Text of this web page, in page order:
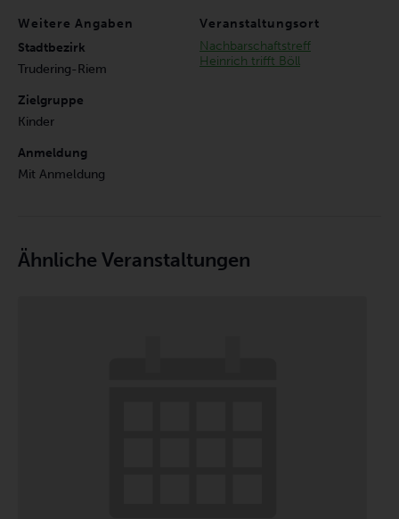
Veranstaltungsort
Nachbarschaftstreff
Heinrich trifft Böll
Weitere Angaben
Stadtbezirk
Trudering-Riem
Zielgruppe
Kinder
Anmeldung
Mit Anmeldung
Ähnliche Veranstaltungen